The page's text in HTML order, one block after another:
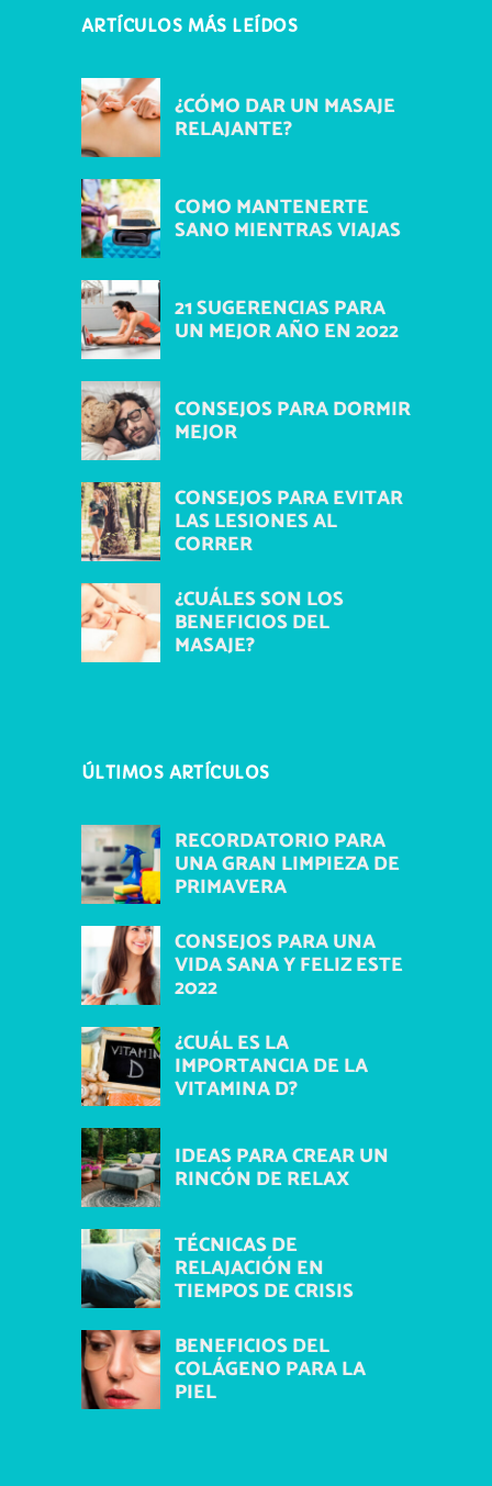
ARTÍCULOS MÁS LEÍDOS
¿CÓMO DAR UN MASAJE
RELAJANTE?
COMO MANTENERTE
SANO MIENTRAS VIAJAS
21 SUGERENCIAS PARA
UN MEJOR AÑO EN 2022
CONSEJOS PARA DORMIR
MEJOR
CONSEJOS PARA EVITAR
LAS LESIONES AL
CORRER
¿CUÁLES SON LOS
BENEFICIOS DEL
MASAJE?
ÚLTIMOS ARTÍCULOS
RECORDATORIO PARA
UNA GRAN LIMPIEZA DE
PRIMAVERA
CONSEJOS PARA UNA
VIDA SANA Y FELIZ ESTE
2022
¿CUÁL ES LA
IMPORTANCIA DE LA
VITAMINA D?
IDEAS PARA CREAR UN
RINCÓN DE RELAX
TÉCNICAS DE
RELAJACIÓN EN
TIEMPOS DE CRISIS
BENEFICIOS DEL
COLÁGENO PARA LA
PIEL